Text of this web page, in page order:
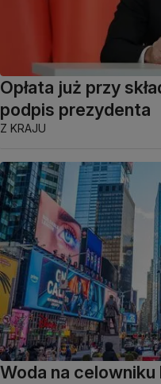
Opłata już przy
podpis prezydenta
Z KRAJU
Woda na celowniku